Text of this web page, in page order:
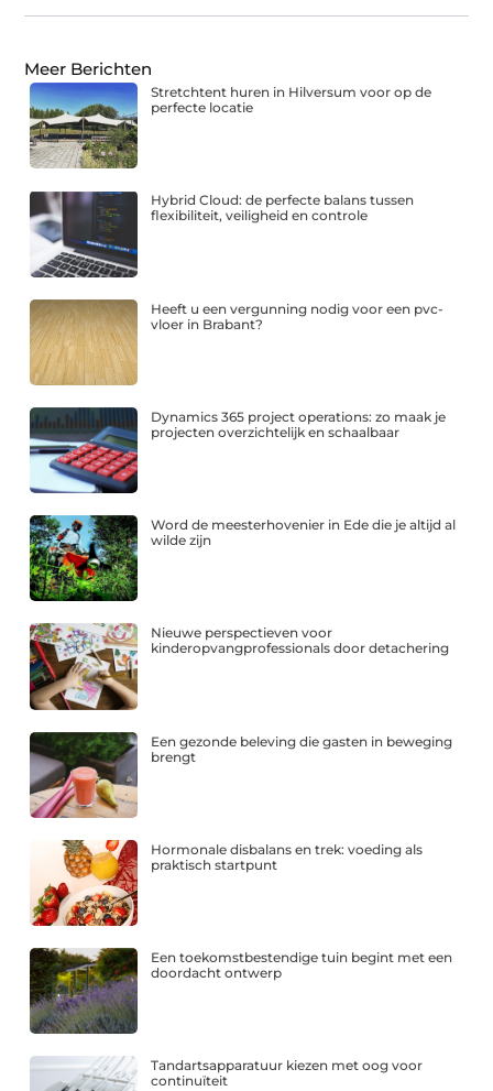
Meer Berichten
Stretchtent huren in Hilversum voor op de
perfecte locatie
Hybrid Cloud: de perfecte balans tussen
flexibiliteit, veiligheid en controle
Heeft u een vergunning nodig voor een pvc-
vloer in Brabant?
Dynamics 365 project operations: zo maak je
projecten overzichtelijk en schaalbaar
Word de meesterhovenier in Ede die je altijd al
wilde zijn
Nieuwe perspectieven voor
kinderopvangprofessionals door detachering
Een gezonde beleving die gasten in beweging
brengt
Hormonale disbalans en trek: voeding als
praktisch startpunt
Een toekomstbestendige tuin begint met een
doordacht ontwerp
Tandartsapparatuur kiezen met oog voor
continuïteit